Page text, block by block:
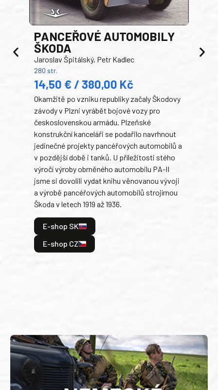
PANCEŘOVÉ AUTOMOBILY
ŠKODA
Jaroslav Špitálský, Petr Kadlec
280 str.
14,50 € / 380,00 Kč
Okamžitě po vzniku republiky začaly Škodovy
závody v Plzni vyrábět bojové vozy pro
československou armádu. Plzeňské
konstrukční kanceláři se podařilo navrhnout
jedinečné projekty pancéřových automobilů a
v pozdější době i tanků. U příležitosti stého
výročí výroby obrněného automobilu PA-II
jsme si dovolili vydat knihu věnovanou vývoji
a výrobě pancéřových automobilů strojírnou
Škoda v letech 1919 až 1936.
E-shop SK
E-shop CZ